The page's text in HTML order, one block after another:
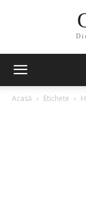
Acasă Etichete